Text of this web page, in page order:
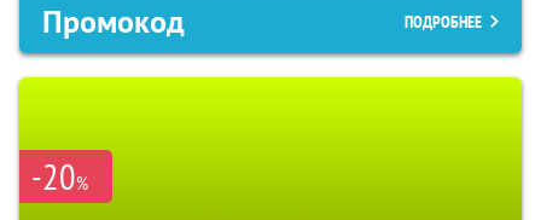
Промокод ПОДРОБНЕЕ
-20%